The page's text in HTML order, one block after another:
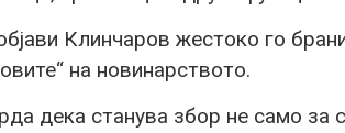
Клинчаров жестоко го
на новинарството.
дека станува збор не само за